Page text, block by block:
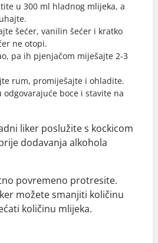
u 300 ml hladnog mlijeka, a
šećer, vanilin šećer i kratko
ne otopi.
pa ih pjenjačom miješajte 2-3
rum, promiješajte i ohladite.
boce i stavite na
liker poslužite s kockicom
dodavanja alkohola
povremeno protresite.
možete smanjiti količinu
količinu mlijeka.